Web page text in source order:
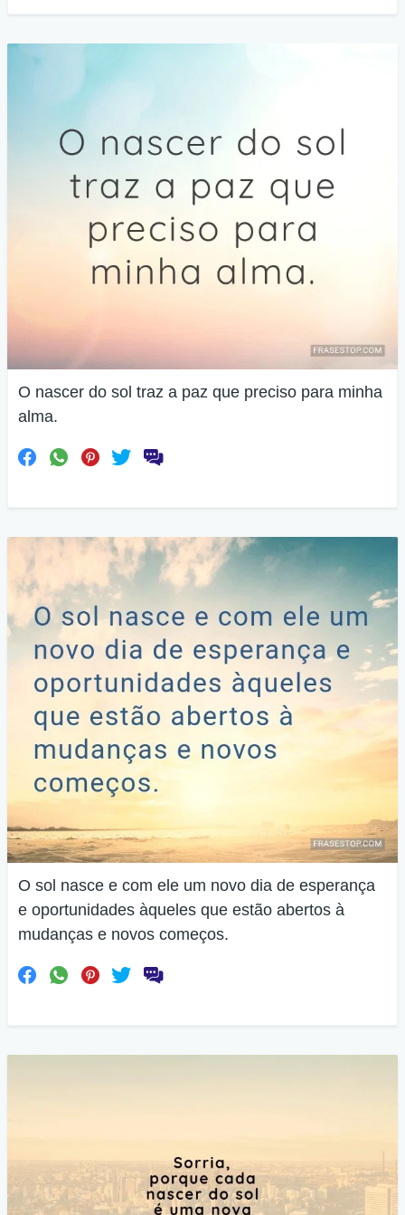
O nascer do sol traz a paz que preciso para minha
alma.
O sol nasce e com ele um novo dia de esperança
e oportunidades àqueles que estão abertos à
mudanças e novos começos.